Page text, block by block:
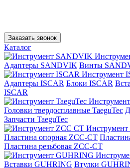
Заказать звонок
Каталог
Адаптеры SANDVIK Винты
Инструмент
Адаптеры ISCAR Блоки ISCAR
ISCAR
Головки твердосплавные TaeguTec
Запчасти TaeguTec
Пластина опорная ZCC-CT
Пластина резьбовая ZCC-CT
Вставки GUHRING Втулки